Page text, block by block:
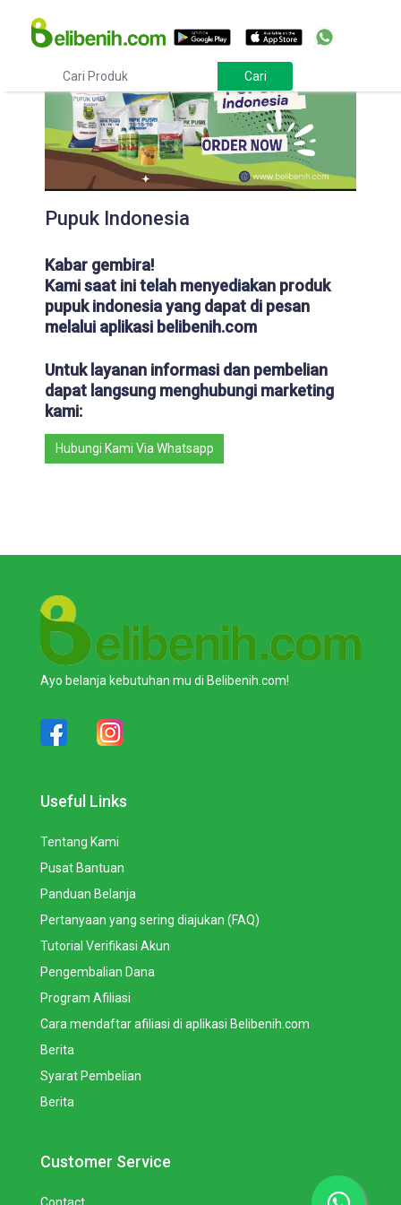
Pupuk Indonesia
Kabar gembira!
Kami saat ini telah menyediakan produk
pupuk indonesia yang dapat di pesan
melalui aplikasi belibenih.com
Untuk layanan informasi dan pembelian
dapat langsung menghubungi marketing
kami:
Hubungi Kami Via Whatsapp
Ayo belanja kebutuhan mu di Belibenih.com!
Useful Links
Tentang Kami
Pusat Bantuan
Panduan Belanja
Pertanyaan yang sering diajukan (FAQ)
Tutorial Verifikasi Akun
Pengembalian Dana
Program Afiliasi
Cara mendaftar afiliasi di aplikasi Belibenih.com
Berita
Syarat Pembelian
Berita
Customer Service